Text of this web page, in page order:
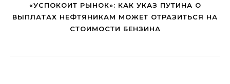
«УСПОКОИТ РЫНОК»: КАК УКАЗ ПУТИНА О
ВЫПЛАТАХ НЕФТЯНИКАМ МОЖЕТ ОТРАЗИТЬСЯ НА
СТОИМОСТИ БЕНЗИНА